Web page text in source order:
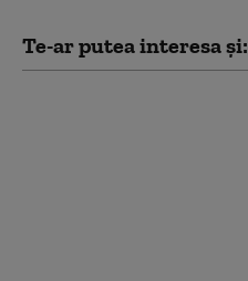
Te-ar putea interesa și: